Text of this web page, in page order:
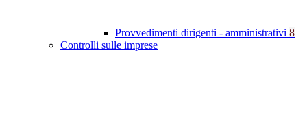
Provvedimenti dirigenti - amministrativi 8
Controlli sulle imprese